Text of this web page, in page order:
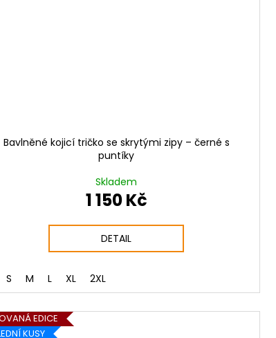
Bavlněné kojicí tričko se skrytými zipy – černé s
puntíky
Skladem
1 150 Kč
DETAIL
S M L XL 2XL
EDICE
KUSY